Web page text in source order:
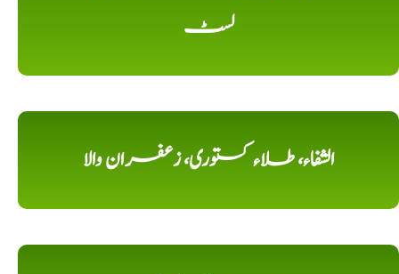
لسٹ
الشفاء، طلاء کستوری، زعفران والا